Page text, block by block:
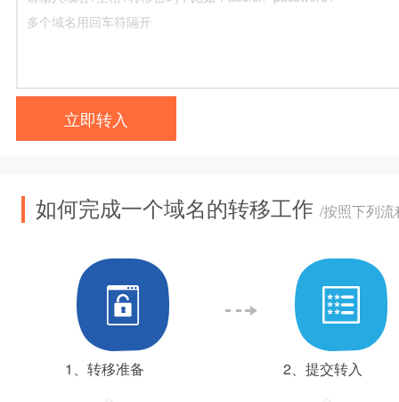
立即转入
如何完成一个域名的转移工作 /按照下列
1、转移准备 2、提交转入